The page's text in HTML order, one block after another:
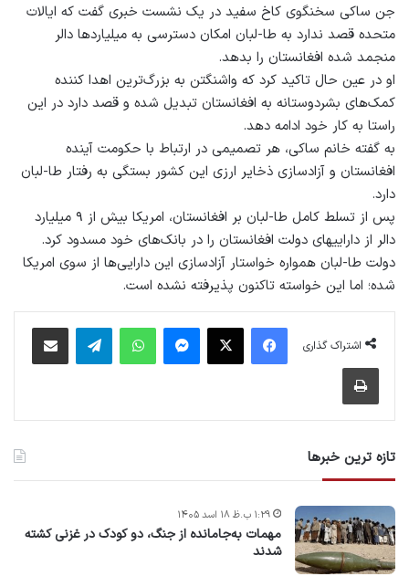
جن ساکی سخنگوی کاخ سفید در یک نشست خبری گفت که ایالات
متحده قصد ندارد به طا-لبان امکان دسترسی به میلیاردها دالر
منجمد شده افغانستان را بدهد.
او در عین حال تاکید کرد که واشنگتن به بزرگ‌ترین اهدا کننده
کمک‌های بشردوستانه به افغانستان تبدیل شده و قصد دارد در این
راستا به کار خود ادامه دهد.
به گفته خانم ساکی، هر تصمیمی در ارتباط با حکومت آینده
افغانستان و آزادسازی ذخایر ارزی این کشور بستگی به رفتار طا-لبان
دارد.
پس از تسلط کامل طا-لبان بر افغانستان، امریکا بیش از ۹ میلیارد
دالر از دارایی‎های دولت افغانستان را در بانک‌های خود مسدود کرد.
دولت طا-لبان همواره خواستار آزادسازی این دارایی‌ها از سوی امریکا
شده؛ اما این خواسته تاکنون پذیرفته نشده ‌است.
اشتراک گذاری
فیس بوک X پیام رسان واتس آپ تلگرام اشتراک گذاری از طریق ایمیل
چاپ
تازه ترین خبرها
مهمات به‌جامانده از جنگ، دو کودک در غزنی کشته
شدند
۱:۲۹ ب.ظ ۱۸ اسد ۱۴۰۵